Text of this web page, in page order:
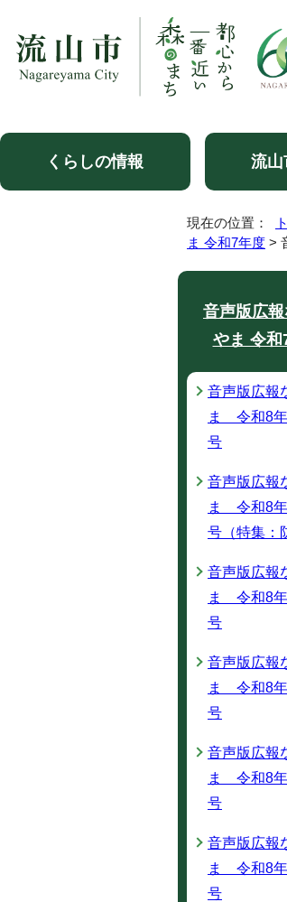
くらしの情報 流山
現在の位置：
ま 令和7年度 >
音声版広
やま 令和
音声版広報
ま 令和8年
号
音声版広報
ま 令和8年
号（特集：
音声版広報
ま 令和8年
号
音声版広報
ま 令和8年
号
音声版広報
ま 令和8年
号
音声版広報
ま 令和8年
号